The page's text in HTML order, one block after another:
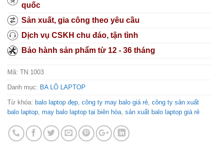
quốc
Sản xuất, gia công theo yêu cầu
Dịch vụ CSKH chu đáo, tận tình
Bảo hành sản phẩm từ 12 - 36 tháng
Mã: TN 1003
Danh mục: BA LÔ LAPTOP
Từ khóa: balo laptop đẹp công ty may balo giá rẻ công ty sản xuất
balo laptop may balo laptop tại biên hòa sản xuất balo laptop giá rẻ